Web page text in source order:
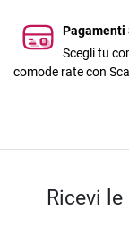
Pagamenti
Scegli tu
comode rate con
Ricevi